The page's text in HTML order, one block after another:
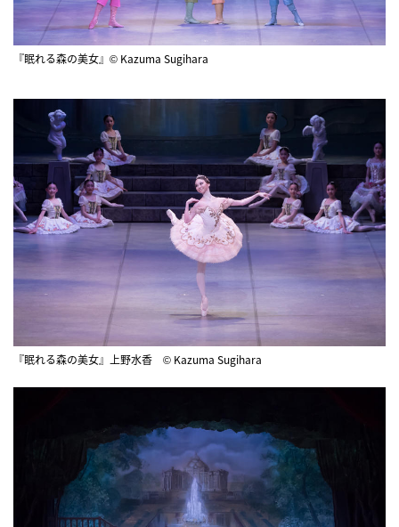
『眠れる森の美女』© Kazuma Sugihara
『眠れる森の美女』上野水香 © Kazuma Sugihara